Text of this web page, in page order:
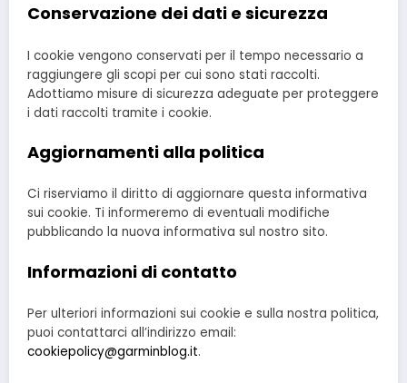
Conservazione dei dati e sicurezza
I cookie vengono conservati per il tempo necessario a
raggiungere gli scopi per cui sono stati raccolti.
Adottiamo misure di sicurezza adeguate per proteggere
i dati raccolti tramite i cookie.
Aggiornamenti alla politica
Ci riserviamo il diritto di aggiornare questa informativa
sui cookie. Ti informeremo di eventuali modifiche
pubblicando la nuova informativa sul nostro sito.
Informazioni di contatto
Per ulteriori informazioni sui cookie e sulla nostra politica,
puoi contattarci all’indirizzo email:
cookiepolicy@garminblog.it.